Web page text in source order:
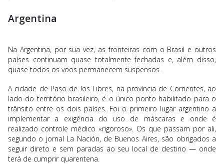
Argentina
Na Argentina, por sua vez, as fronteiras com o Brasil e outros
países continuam quase totalmente fechadas e, além disso,
quase todos os voos permanecem suspensos.
A cidade de Paso de los Libres, na província de Corrientes, ao
lado do território brasileiro, é o único ponto habilitado para o
trânsito entre os dois países. Foi o primeiro lugar argentino a
implementar a exigência do uso de máscaras e onde é
realizado controle médico «rigoroso». Os que passam por ali,
segundo o jornal La Nación, de Buenos Aires, são obrigados a
seguir direto e sem paradas ao seu local de destino — onde
terá de cumprir quarentena.